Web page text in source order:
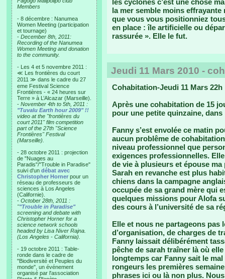
Members
- 8 décembre : Nanumea
Women Meeting (participation
et tournage)
- December 8th, 2011:
Recording of the Nanumea
Women Meeting and donation
to the community.
- Les 4 et 5 novembre 2011 :
≪ Les frontières du court
2011 ≫ dans le cadre du 27
eme Festival Science
Frontières - « 24 heures sur
Terre » à L’Alcazar (Marseille).
- November 4th to 5th, 2011 :
"Tuvalu Earth hour 2009" !!
video at the "frontières du
court 2011" film competition
part of the 27th "Science
Frontières" Festival
(Marseille).
- 28 octobre 2011 : projection
de "Nuages au
Paradis"/"Trouble in Paradise"
suivi d'un débat avec
Christopher Horner pour un
réseau de professeurs de
sciences à Los Angeles
(Californie).
- October 28th, 2011 :
""Trouble in Paradise"
screening and debate with
Christopher Horner for a
science network schools
headed by Lisa Niver Rajna.
(Los Angeles - California).
- 19 octobre 2011 : Table-
ronde dans le cadre de
"Biodiversité et Peuples du
monde", un événement
organisé par l'association
les cyclones c’est une chose
la mer semble moins
que vous vous positionniez
en place : île artificielle ou
rassurée ». Elle le fut.
Jeudi 11 Mars 2010 -
Cohabitation-Jeudi 11 Mars 22h
Après une cohabitation de 15
pour une petite quinzaine,
Fanny s’est envolée ce matin
aucun problême de
niveau professionnel que
exigences professionnelles.
de vie à plusieurs et épouse
Sarah en revanche est plus
chiens dans la campagne
occupée de sa grand mère qui
quelques missions pour Alofa
des cours à l’université de sa
Elle et nous ne partageons pas
d’organisation, de charges de
Fanny laissait délibérément
pêche de sarah traîner là où
longtemps car Fanny sait le
rongeurs les premières
phrases ici ou là non plus.